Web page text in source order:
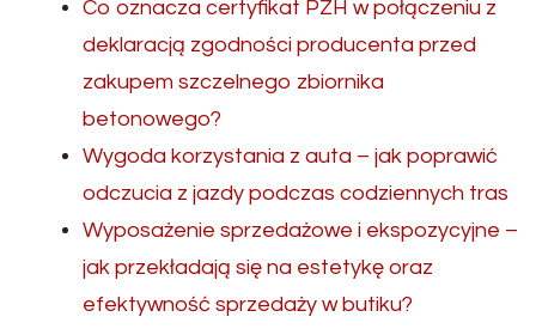
Co oznacza certyfikat PZH w połączeniu z
deklaracją zgodności producenta przed
zakupem szczelnego zbiornika
betonowego?
Wygoda korzystania z auta – jak poprawić
odczucia z jazdy podczas codziennych tras
Wyposażenie sprzedażowe i ekspozycyjne –
jak przekładają się na estetykę oraz
efektywność sprzedaży w butiku?